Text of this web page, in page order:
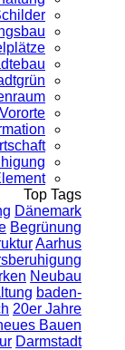
Top Tags
Dänemark
Begrünung
Aarhus
Neubau
baden-
20er Jahre
Bauen
Darmstadt